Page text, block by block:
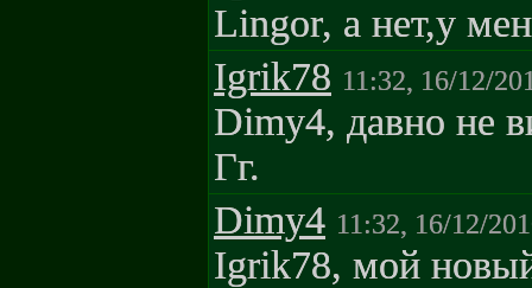
Lingor, а нет,у
Igrik78 11:32, 16/12/
Dimy4, давно не
Гг.
Dimy4 11:32, 16/12/
Igrik78, мой